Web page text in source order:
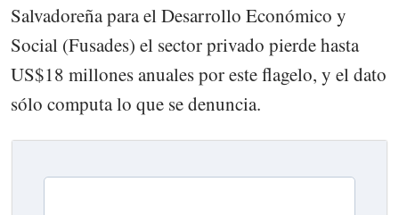
Salvadoreña para el Desarrollo Económico y
Social (Fusades) el sector privado pierde hasta
US$18 millones anuales por este flagelo, y el dato
sólo computa lo que se denuncia.